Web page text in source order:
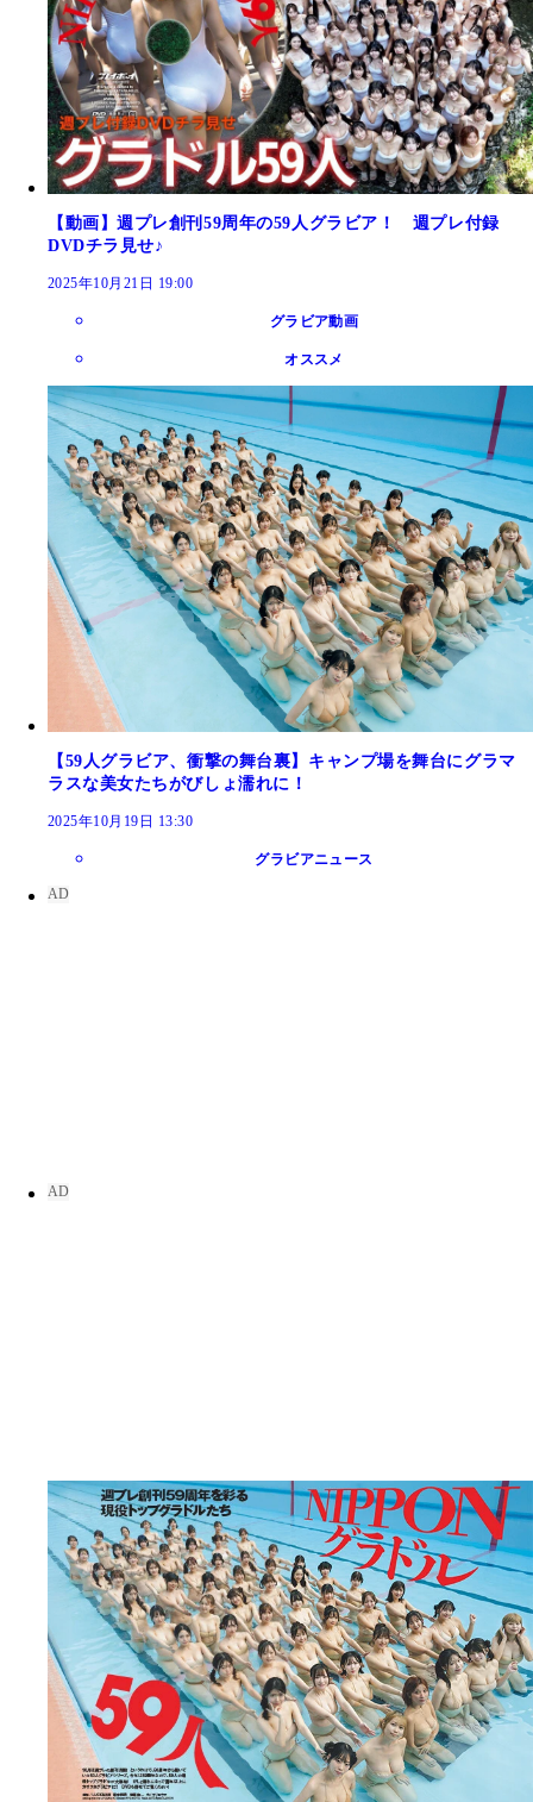
【動画】週プレ創刊59周年の59人グラビア！ 週プレ付録
DVDチラ見せ♪
2025年10月21日 19:00
グラビア動画
オススメ
【59人グラビア、衝撃の舞台裏】キャンプ場を舞台にグラマ
ラスな美女たちがびしょ濡れに！
2025年10月19日 13:30
グラビアニュース